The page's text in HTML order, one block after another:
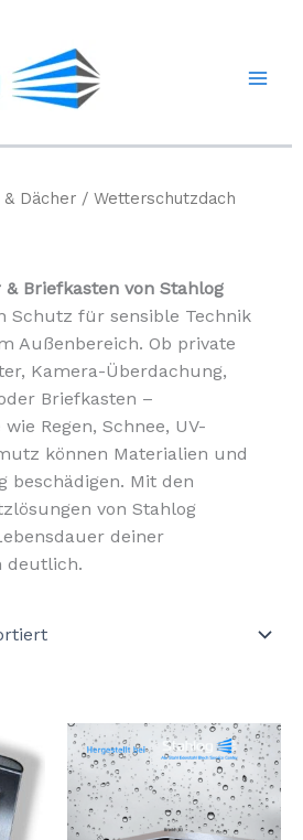
Dächer / Wetterschutzdach
Briefkasten von Stahlog
Schutz für sensible Technik
Außenbereich. Ob private
Kamera-Überdachung,
Briefkasten –
Regen, Schnee, UV-
können Materialien und
beschädigen. Mit den
von Stahlog
deiner
deutlich.